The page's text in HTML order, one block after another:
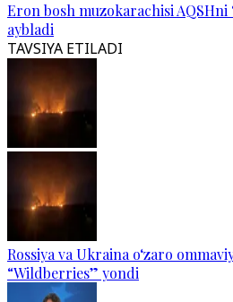
Eron bosh muzokarachisi
aybladi
TAVSIYA ETILADI
Rossiya va Ukraina o‘zaro
“Wildberries” yondi